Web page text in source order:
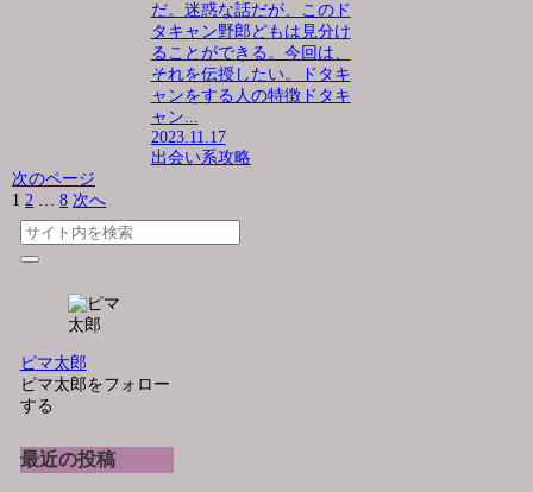
だ。迷惑な話だが、このド
タキャン野郎どもは見分け
ることができる。今回は、
それを伝授したい。ドタキ
ャンをする人の特徴ドタキ
ャン...
2023.11.17
出会い系攻略
次のページ
1 2 … 8 次へ
ピマ太郎
ピマ太郎をフォロー
する
最近の投稿